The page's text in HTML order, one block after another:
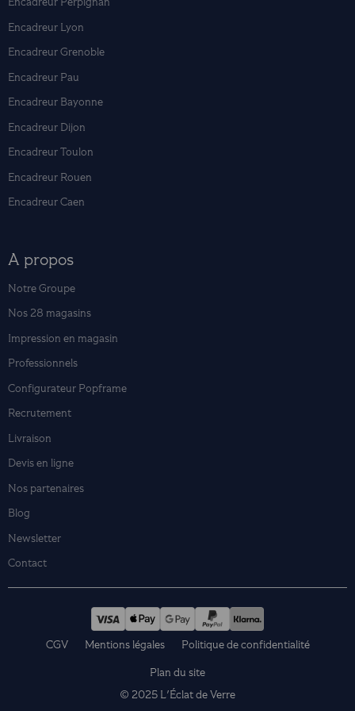
Encadreur Lyon
Encadreur Grenoble
Encadreur Pau
Encadreur Bayonne
Encadreur Dijon
Encadreur Toulon
Encadreur Rouen
Encadreur Caen
A propos
Notre Groupe
Nos 28 magasins
Impression en magasin
Professionnels
Configurateur Popframe
Recrutement
Livraison
Devis en ligne
Nos partenaires
Blog
Newsletter
Contact
© 2025 L'Éclat de Verre
CGV Mentions légales Politique de confidentialité
Plan du site